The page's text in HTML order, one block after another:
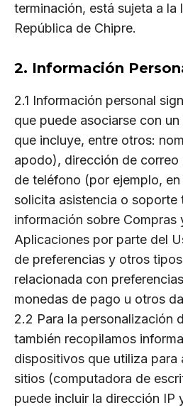
terminación, está sujeta a la
República de Chipre.
2. Información
2.1 Información personal
que puede asociarse con
que incluye, entre otros:
apodo), dirección de correo
de teléfono (por ejemplo,
solicita asistencia o soporte
información sobre Compras
Aplicaciones por parte del
de preferencias y otros
relacionada con
monedas de pago u otros
2.2 Para la personalización
también recopilamos
dispositivos que utiliza para
sitios (computadora de
puede incluir la dirección IP